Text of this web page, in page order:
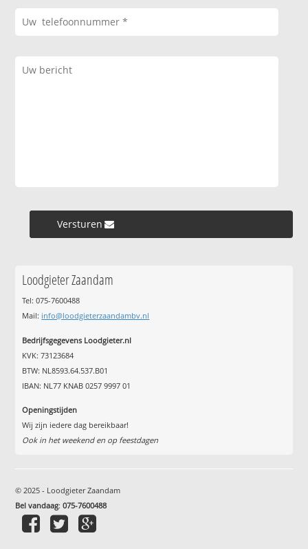
Versturen »
Loodgieter Zaandam
Tel: 075-7600488
Mail: info@loodgieterzaandambv.nl
Bedrijfsgegevens Loodgieter.nl
KVK: 73123684
BTW: NL8593.64.537.B01
IBAN: NL77 KNAB 0257 9997 01
Openingstijden
Wij zijn iedere dag bereikbaar!
Ook in het weekend en op feestdagen
© 2025 - Loodgieter Zaandam
Bel vandaag:075-7600488